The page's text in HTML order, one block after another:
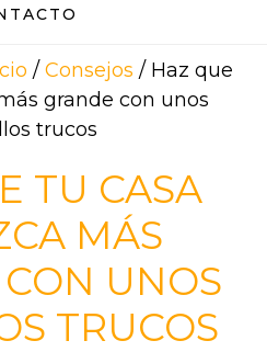
/ Consejos /Haz que
grande con unos
trucos
TU CASA
MÁS
UNOS
TRUCOS